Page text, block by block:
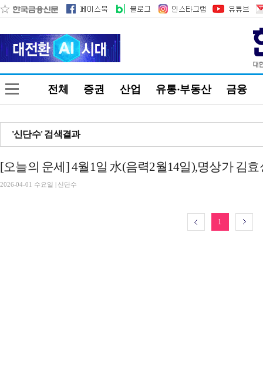
전체 증권 산업 유통·부동산 금융
'신단수' 검색결과
[오늘의 운세] 4월1일 水(음력2월14일),명상가 김
2026-04-01 수요일 | 신단수
1